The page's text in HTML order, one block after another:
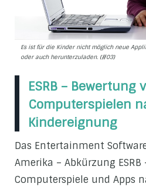
Es ist für die Kinder nicht möglich neue
oder auch herunterzuladen. (#03)
ESRB – Bewertung
Computerspielen
Kindereignung
Das Entertainment
Amerika – Abkürzung ESRB
Computerspiele und Apps